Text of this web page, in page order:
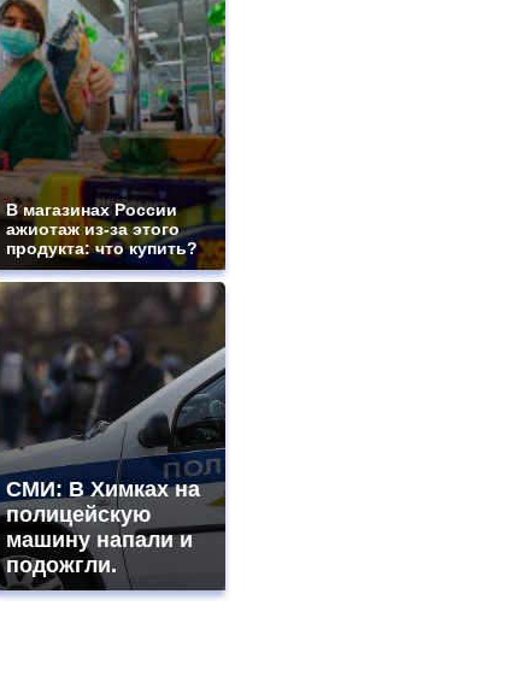
В магазинах России
ажиотаж из-за этого
продукта: что купить?
СМИ: В Химках на
полицейскую
машину напали и
подожгли.